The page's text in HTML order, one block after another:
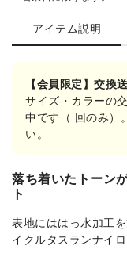
アイテム説明
【会員限定】交換
サイズ・カラーの
中です（1回のみ）
い。
落ち着いたトーン
ト
表地にははっ水加工
イクルタスランナイロ